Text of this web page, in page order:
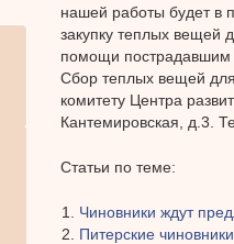
нашей работы будет в
закупку теплых вещей
помощи пострадавшим
Сбор теплых вещей
комитету Центра
Кантемировская, д.3.
Статьи по теме:
Чиновники ждут
Питерские